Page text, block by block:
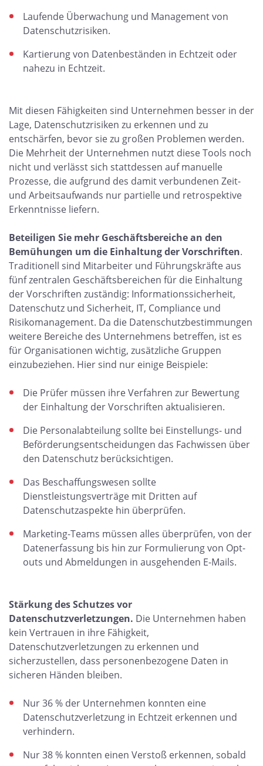
Laufende Überwachung und Management von
Datenschutzrisiken.
Kartierung von Datenbeständen in Echtzeit oder
nahezu in Echtzeit.
Mit diesen Fähigkeiten sind Unternehmen besser in der
Lage, Datenschutzrisiken zu erkennen und zu
entschärfen, bevor sie zu großen Problemen werden.
Die Mehrheit der Unternehmen nutzt diese Tools noch
nicht und verlässt sich stattdessen auf manuelle
Prozesse, die aufgrund des damit verbundenen Zeit-
und Arbeitsaufwands nur partielle und retrospektive
Erkenntnisse liefern.
Beteiligen Sie mehr Geschäftsbereiche an den
Bemühungen um die Einhaltung der Vorschriften.
Traditionell sind Mitarbeiter und Führungskräfte aus
fünf zentralen Geschäftsbereichen für die Einhaltung
der Vorschriften zuständig: Informationssicherheit,
Datenschutz und Sicherheit, IT, Compliance und
Risikomanagement. Da die Datenschutzbestimmungen
weitere Bereiche des Unternehmens betreffen, ist es
für Organisationen wichtig, zusätzliche Gruppen
einzubeziehen. Hier sind nur einige Beispiele:
Die Prüfer müssen ihre Verfahren zur Bewertung
der Einhaltung der Vorschriften aktualisieren.
Die Personalabteilung sollte bei Einstellungs- und
Beförderungsentscheidungen das Fachwissen über
den Datenschutz berücksichtigen.
Das Beschaffungswesen sollte
Dienstleistungsverträge mit Dritten auf
Datenschutzaspekte hin überprüfen.
Marketing-Teams müssen alles überprüfen, von der
Datenerfassung bis hin zur Formulierung von Opt-
outs und Abmeldungen in ausgehenden E-Mails.
Stärkung des Schutzes vor
Datenschutzverletzungen. Die Unternehmen haben
kein Vertrauen in ihre Fähigkeit,
Datenschutzverletzungen zu erkennen und
sicherzustellen, dass personenbezogene Daten in
sicheren Händen bleiben.
Nur 36 % der Unternehmen konnten eine
Datenschutzverletzung in Echtzeit erkennen und
verhindern.
Nur 38 % konnten einen Verstoß erkennen, sobald